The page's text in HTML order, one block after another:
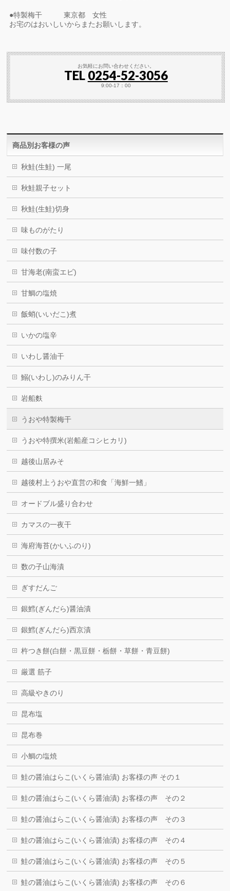
●特製梅干 東京都 女性
お宅のはおいしいからまたお願いします。
お気軽にお問い合わせください。
TEL 0254-52-3056
9:00-17：00
商品別お客様の声
秋鮭(生鮭) 一尾
秋鮭親子セット
秋鮭(生鮭)切身
味ものがたり
味付数の子
甘海老(南蛮エビ)
甘鯛の塩焼
飯蛸(いいだこ)煮
いかの塩辛
いわし醤油干
鰯(いわし)のみりん干
岩船麩
うおや特製梅干
うおや特撰米(岩船産コシヒカリ)
越後山居みそ
越後村上うおや直営の和食「海鮮一鰭」
オードブル盛り合わせ
カマスの一夜干
海府海苔(かいふのり)
数の子山海漬
ぎすだんご
銀鱈(ぎんだら)醤油漬
銀鱈(ぎんだら)西京漬
杵つき餅(白餅・黒豆餅・栃餅・草餅・青豆餅)
厳選 筋子
高級やきのり
昆布塩
昆布巻
小鯛の塩焼
鮭の醤油はらこ(いくら醤油漬) お客様の声 その１
鮭の醤油はらこ(いくら醤油漬) お客様の声 その２
鮭の醤油はらこ(いくら醤油漬) お客様の声 その３
鮭の醤油はらこ(いくら醤油漬) お客様の声 その４
鮭の醤油はらこ(いくら醤油漬) お客様の声 その５
鮭の醤油はらこ(いくら醤油漬) お客様の声 その６